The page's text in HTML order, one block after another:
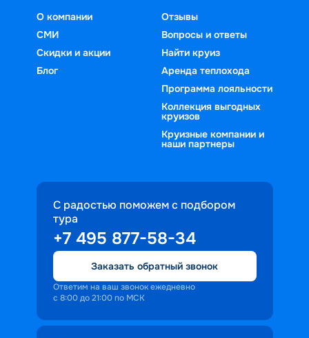
О компании
СМИ
Скидки и акции
Блог
Отзывы
Вопросы и ответы
Найти круиз
Аренда теплохода
Программа лояльности
Коллекция выгодных
круизов
Круизные компании и
наши партнеры
С радостью поможем с подбором
тура
+7 495 877-58-34
Заказать обратный звонок
Ответим на ваш звонок ежедневно
с 8:00 до 21:00 по МСК